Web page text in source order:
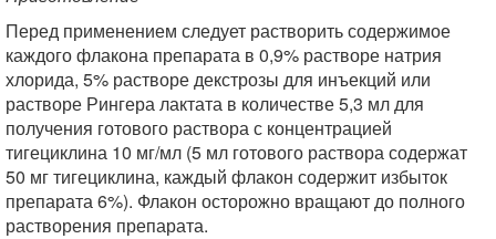
Перед применением следует растворить содержимое
каждого флакона препарата в 0,9% растворе натрия
хлорида, 5% растворе декстрозы для инъекций или
растворе Рингера лактата в количестве 5,3 мл для
получения готового раствора с концентрацией
тигециклина 10 мг/мл (5 мл готового раствора содержат
50 мг тигециклина, каждый флакон содержит избыток
препарата 6%). Флакон осторожно вращают до полного
растворения препарата.